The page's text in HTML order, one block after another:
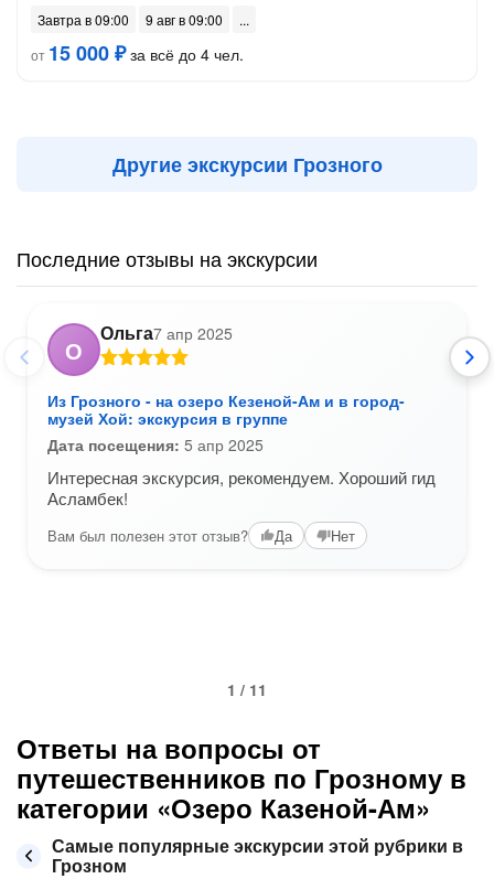
Завтра в 09:00
9 авг в 09:00
от 15 000 ₽за всё до 4 чел.
Другие экскурсии Грозного
Последние отзывы на экскурсии
О
Ольга7 апр 2025
Из Грозного - на озеро Кезеной-Ам и в город-
музей Хой: экскурсия в группе
Дата посещения: 5 апр 2025
Интересная экскурсия, рекомендуем. Хороший гид
Асламбек!
Вам был полезен этот отзыв? Да Нет
1 / 11
Ответы на вопросы от
путешественников по Грозному в
категории «Озеро Казеной-Ам»
Самые популярные экскурсии этой рубрики в
Грозном